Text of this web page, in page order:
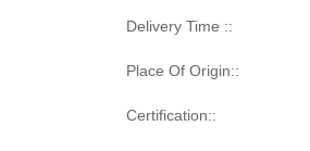
Delivery Time ::
Place Of Origin::
Certification::